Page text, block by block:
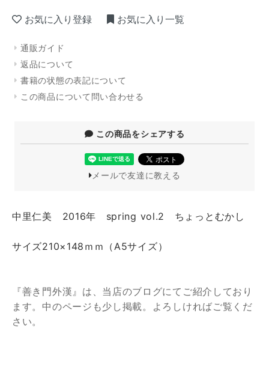
お気に入り登録 お気に入り一覧
通販ガイド
返品について
書籍の状態の表記について
この商品について問い合わせる
この商品をシェアする
メールで友達に教える
中里仁美 2016年 spring vol.2 ちょっとむかし
サイズ210×148ｍｍ（A5サイズ）
『善き門外漢』は、当店のブログにてご紹介しており
ます。中のページも少し掲載。よろしければご覧くだ
さい。